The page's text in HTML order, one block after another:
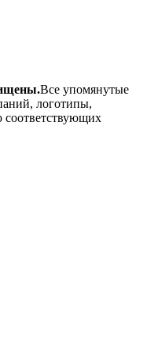
Все упомянутые
логотипы,
соответствующих